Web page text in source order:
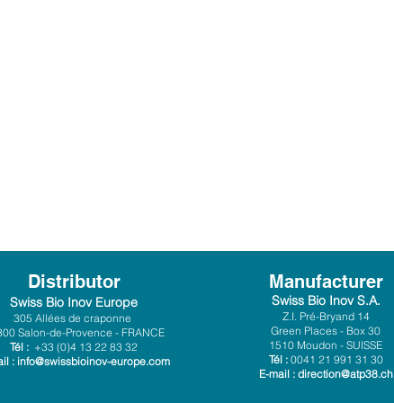
Distributor
Swiss Bio Inov Europe
305 Allées de craponne
Salon-de-Provence - FRANCE
Tél : +33 (0)4 13 22 83 32
: info@swissbioinov-europe.com
Manufacturer
Swiss Bio Inov S.A.
Z.I. Pré-Bryand 14
Green Places - Box 30
1510 Moudon - SUISSE
Tél : 0041 21 991 31 30
E-mail : direction@atp38.ch